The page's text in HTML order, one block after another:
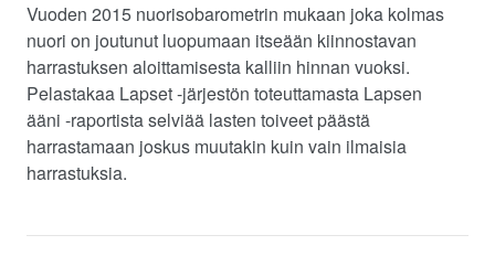
Vuoden 2015 nuorisobarometrin mukaan joka kolmas
nuori on joutunut luopumaan itseään kiinnostavan
harrastuksen aloittamisesta kalliin hinnan vuoksi.
Pelastakaa Lapset -järjestön toteuttamasta Lapsen
ääni -raportista selviää lasten toiveet päästä
harrastamaan joskus muutakin kuin vain ilmaisia
harrastuksia.